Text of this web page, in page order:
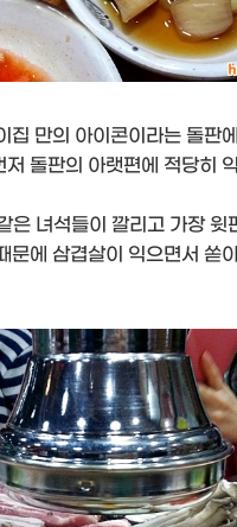
집 만의 아이콘이라는 돌판
돌판의 아랫편에 적당히
은 녀석들이 깔리고 가장
문에 삼겹살이 익으면서 쏟